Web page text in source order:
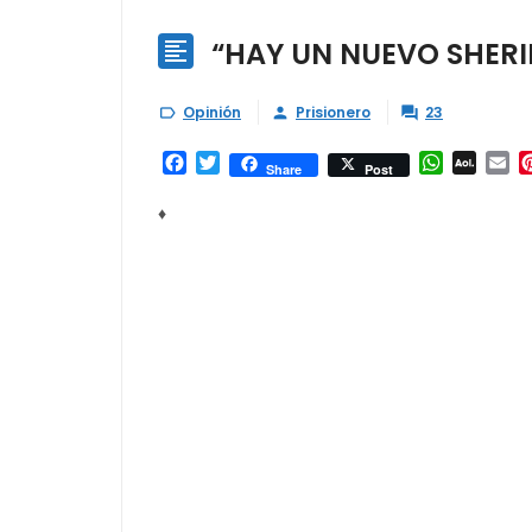
 “HAY UN NUEVO
 Opinión  Prisionero  23
Facebook
TwitterShare Post
AOL
♦